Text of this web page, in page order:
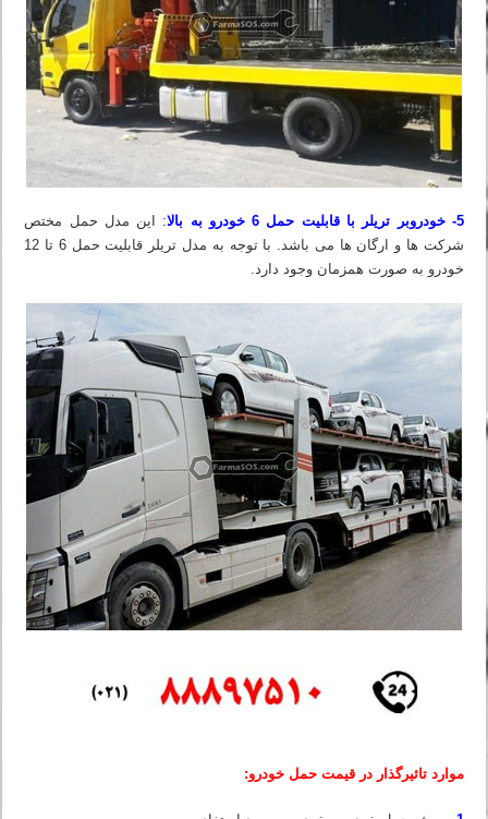
5- خودروبر تریلر با قابلیت حمل 6 خودرو به بالا : این مدل حمل مختص
شرکت ها و ارگان ها می باشد. با توجه به مدل تریلر قابلیت حمل 6 تا 12
خودرو به صورت همزمان وجود دارد.
موارد تاثیرگذار در قیمت حمل خودرو: